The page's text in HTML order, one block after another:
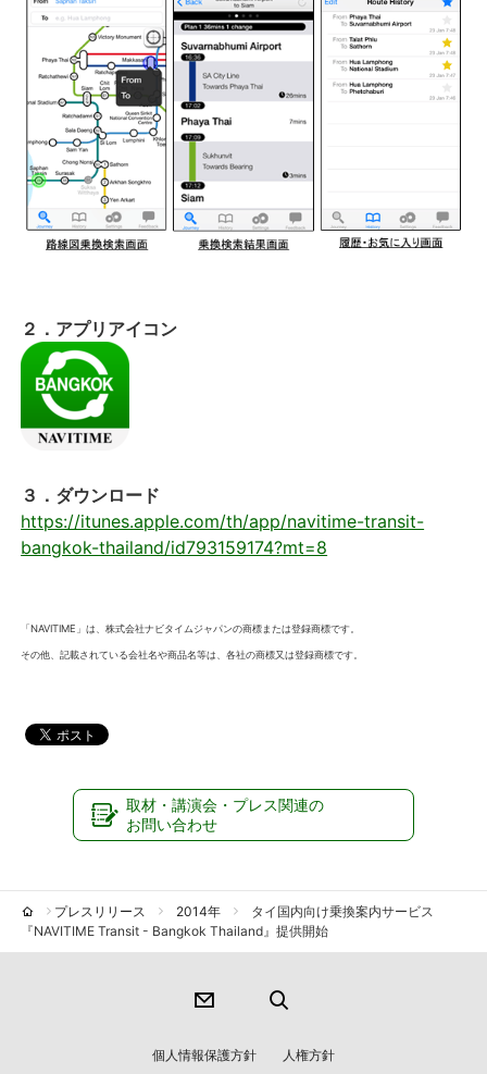
２．アプリアイコン
３．ダウンロード
https://itunes.apple.com/th/app/navitime-transit-
bangkok-thailand/id793159174?mt=8
「NAVITIME」は、株式会社ナビタイムジャパンの商標または登録商標です。
その他、記載されている会社名や商品名等は、各社の商標又は登録商標です。
取材・講演会・プレス関連の
お問い合わせ
プレスリリース 2014年
タイ国内向け乗換案内サービス
『NAVITIME Transit - Bangkok Thailand』提供開始
個人情報保護方針 人権方針